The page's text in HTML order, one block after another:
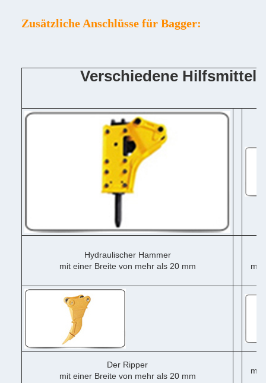
Zusätzliche Anschlüsse für Bagger:
Verschiedene Hilfsmittel
Hydraulischer Hammer
mit einer Breite von mehr als 20 mm
mit
Der Ripper
mit einer Breite von mehr als 20 mm
mit